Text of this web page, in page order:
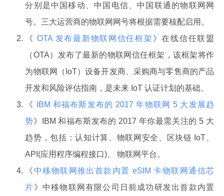
分别是中国移动、中国电信、中国联通的物联网网
号。三大运营商的物联网网号将根据需要核配启用。
《 OTA 发布最新物联网信任框架 》在线信任联盟
（OTA）发布了最新的物联网信任框架，该框架将作
为物联网（IoT）设备开发商、采购商与零售商的产品
开发和风险评估指南，是未来 IoT 认证计划的基础。
《
IBM 和福布斯发布的 2017 年物联网 5 大发展趋
势》IBM 和福布斯发布的 2017 年你最需关注的 5 大
趋势，包括：认知计算、物联网安全、区块链 IoT、
API(应用程序编程接口)、 物联网平台。
《 中移物联网推出首款内置 eSIM 卡物联网通信芯
片》中移物联网有限公司日前成功研发出首款内置